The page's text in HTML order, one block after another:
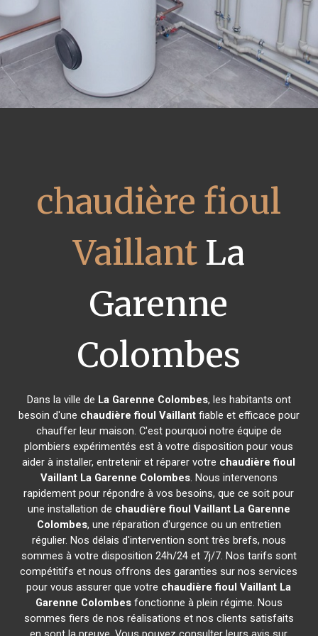
chaudière fioul
VaillantLa
Garenne
Colombes
Dans la ville de La Garenne Colombes, les habitants ont
besoin d'une chaudière fioul Vaillantfiable et efficace pour
chauffer leur maison. C'est pourquoi notre équipe de
plombiers expérimentés est à votre disposition pour vous
aider à installer, entretenir et réparer votre chaudière fioul
Vaillant La Garenne Colombes. Nous intervenons
rapidement pour répondre à vos besoins, que ce soit pour
une installation de chaudière fioul Vaillant La Garenne
Colombes, une réparation d'urgence ou un entretien
régulier. Nos délais d'intervention sont très brefs, nous
sommes à votre disposition 24h/24 et 7j/7. Nos tarifs sont
compétitifs et nous offrons des garanties sur nos services
pour vous assurer que votre chaudière fioul Vaillant La
Garenne Colombesfonctionne à plein régime. Nous
sommes fiers de nos réalisations et nos clients satisfaits